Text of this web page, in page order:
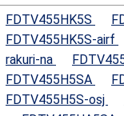
FDTV455HK5S
FDTV455HK5S-airf
rakuri-na
FDTV455H5SA
FDTV455H5S-osj